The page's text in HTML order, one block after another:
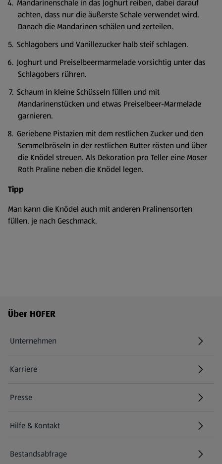
Mandarinenschale in das Joghurt reiben, dabei darauf
achten, dass nur die äußerste Schale verwendet wird.
Danach die Mandarinen schälen und zerteilen.
Schlagobers und Vanillezucker halb steif schlagen.
Joghurt und Preiselbeermarmelade vorsichtig unter das
Schlagobers rühren.
Schaum in kleine Schüsseln füllen und mit
Mandarinenstücken und etwas Preiselbeer-Marmelade
garnieren.
Geriebene Pistazien mit dem restlichen Zucker und den
Semmelbröseln in der restlichen Butter rösten und über
die Knödel streuen. Als Dekoration pro Teller eine Moser
Roth Praline neben die Knödel legen.
Tipp
Man kann die Knödel auch mit anderen Pralinensorten
füllen, je nach Geschmack.
Fußzeilenmenü - weitere Links
Über HOFER
Unternehmen
Karriere
(öffnet in einem neuen Tab)
Presse
Hilfe & Kontakt
(öffnet in einem neuen Tab)
Bestandsabfrage
(öffnet in einem neuen Tab)